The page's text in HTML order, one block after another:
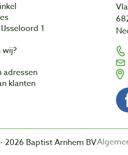
1
wij?
adressen
klanten
Baptist Arnhem BV